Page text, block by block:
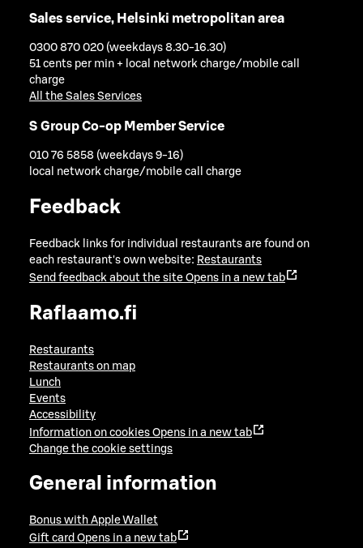
Sales service, Helsinki metropolitan area
0300 870 020 (weekdays 8.30-16.30)
51 cents per min + local network charge/mobile call
charge
All the Sales Services
S Group Co-op Member Service
010 76 5858 (weekdays 9-16)
local network charge/mobile call charge
Feedback
Feedback links for individual restaurants are found on
each restaurant's own website: Restaurants
Send feedback about the site Opens in a new tab
Raflaamo.fi
Restaurants
Restaurants on map
Lunch
Events
Accessibility
Information on cookies Opens in a new tab
Change the cookie settings
General information
Bonus with Apple Wallet
Gift card Opens in a new tab